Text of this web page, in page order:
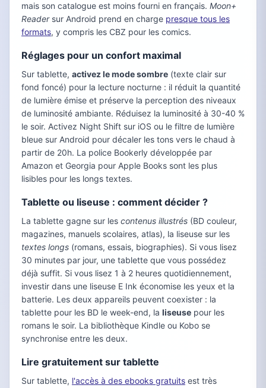
mais son catalogue est moins fourni en français. Moon+
Readersur Android prend en charge presque tous les
formats, y compris les CBZ pour les comics.
Réglages pour un confort maximal
Sur tablette, activez le mode sombre (texte clair sur
fond foncé) pour la lecture nocturne : il réduit la quantité
de lumière émise et préserve la perception des niveaux
de luminosité ambiante. Réduisez la luminosité à 30-40 %
le soir. Activez Night Shift sur iOS ou le filtre de lumière
bleue sur Android pour décaler les tons vers le chaud à
partir de 20h. La police Bookerly développée par
Amazon et Georgia pour Apple Books sont les plus
lisibles pour les longs textes.
Tablette ou liseuse : comment décider ?
La tablette gagne sur les contenus illustrés (BD couleur,
magazines, manuels scolaires, atlas), la liseuse sur les
textes longs (romans, essais, biographies). Si vous lisez
30 minutes par jour, une tablette que vous possédez
déjà suffit. Si vous lisez 1 à 2 heures quotidiennement,
investir dans une liseuse E Ink économise les yeux et la
batterie. Les deux appareils peuvent coexister : la
tablette pour les BD le week-end, la liseuse pour les
romans le soir. La bibliothèque Kindle ou Kobo se
synchronise entre les deux.
Lire gratuitement sur tablette
Sur tablette, l'accès à des ebooks gratuits est très